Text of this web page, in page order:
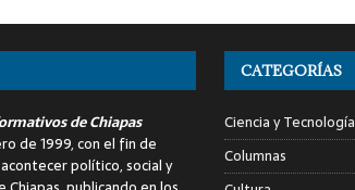
de Chiapas
de 1999, con el fin de
político, social y
CATEGORÍAS
Ciencia y Tecnología
Columnas